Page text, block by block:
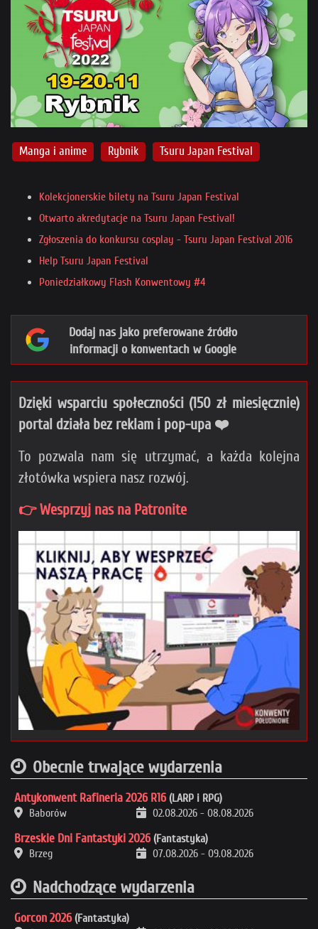
Manga i anime Rybnik Tsuru Japan Festival
Kolekcjonerskie bilety na Tsuru Japan Festival
Otwarto akredytacje na Tsuru Japan Festival!
Zgłoszenia do konkursu cosplay - Tsuru Japan Festival 2016
Help Tsuru Japan Festival
Poniedziałkowy Flash Konwentowy #4
Dodaj nas jako preferowane źródło
informacji o konwentach w Google
Dzięki wsparciu społeczności (150 zł miesięcznie)
portal działa bez reklam i pop-upa ❤️
To pozwala nam się utrzymać, a każda kolejna
złotówka wspiera nasz rozwój.
👉 Wesprzyj nas na Patronite
Obecnie trwające wydarzenia
Antykonwent Rafineria 2026 R16 (LARP i RPG)
Baborów
02.08.2026 - 08.08.2026
Brzeskie Dni Fantastyki 2026 (Fantastyka)
Brzeg
07.08.2026 - 09.08.2026
Nadchodzące wydarzenia
Gorcon 2026 (Fantastyka)